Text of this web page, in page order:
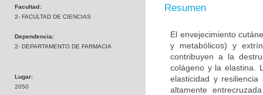
Facultad:
2- FACULTAD DE CIENCIAS
Dependencia:
2- DEPARTAMENTO DE FARMACIA
Lugar:
2050
Resumen
El envejecimiento
y metabólicos) y
contribuyen a la
colágeno y la elastina.
elasticidad y
altamente